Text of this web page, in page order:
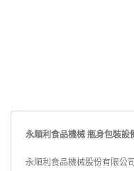
永順利食品機械 瓶身包裝設
永順利食品機械股份有限公